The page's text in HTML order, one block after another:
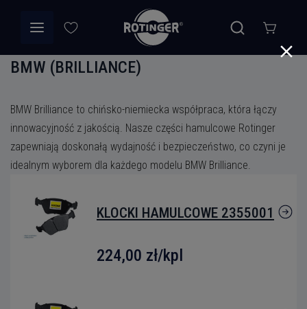
BMW (BRILLIANCE)
BMW Brilliance to chińsko-niemiecka współpraca, która łączy
innowacyjność z jakością. Nasze części hamulcowe Rotinger
zapewniają doskonałą wydajność i bezpieczeństwo, co czyni je
idealnym wyborem dla każdego modelu BMW Brilliance.
KLOCKI HAMULCOWE 2355001
224,00 zł/kpl